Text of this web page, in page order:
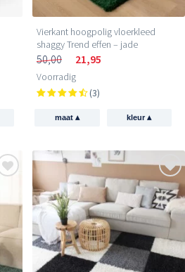
Vierkant hoogpolig vloerkleed
shaggy Trend effen – jade
50,00 21,95
Voorradig
(3)
maat ▴ kleur▴